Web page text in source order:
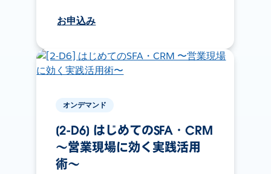
お申込み
オンデマンド
[2-D6] はじめてのSFA・CRM
〜営業現場に効く実践活用
術〜